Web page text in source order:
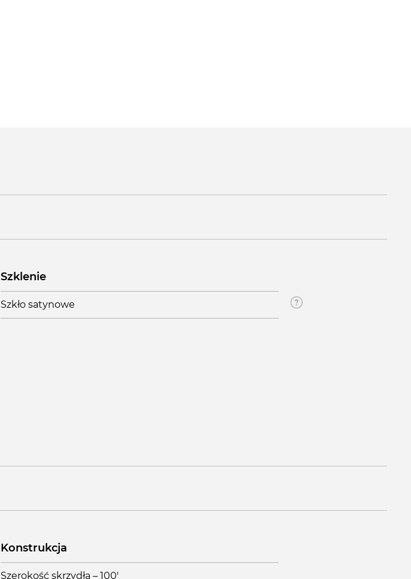
Szklenie
Szkło satynowe
Konstrukcja
Szerokość skrzydła – 100'